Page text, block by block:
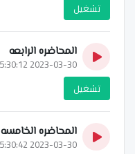
تشغيل
المحاضره الرابعه
2023-03-30 15:30:12
تشغيل
المحاضره الخامسه
2023-03-30 15:30:42